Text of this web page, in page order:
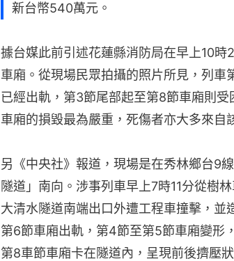
新台幣540萬元。
據台媒此前引述花蓮縣消防局在早上10
車廂。從現場民眾拍攝的照片所見，列車
已經出軌，第3節尾部起至第8節車廂則
車廂的損毀最為嚴重，死傷者亦大多來自
另《中央社》報道，現場是在秀林鄉台9
隧道」南向。涉事列車早上7時11分從樹
大清水隧道南端出口外遭工程車撞擊，並
第6節車廂出軌，第4節至第5節車廂變形
第8車節車廂卡在隧道內，呈現前後擠壓